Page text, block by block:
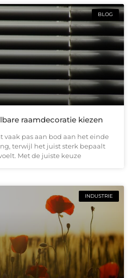
BLOG
raamdecoratie kiezen
vaak pas aan bod aan het einde
terwijl het juist sterk bepaalt
Met de juiste keuze
INDUSTRIE